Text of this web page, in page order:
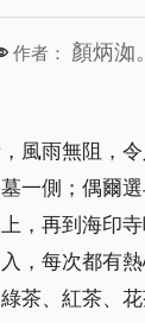
作者： 顏炳洳。
風雨無阻，令
一側；偶爾
，再到海印寺
，每次都有
茶、紅茶、